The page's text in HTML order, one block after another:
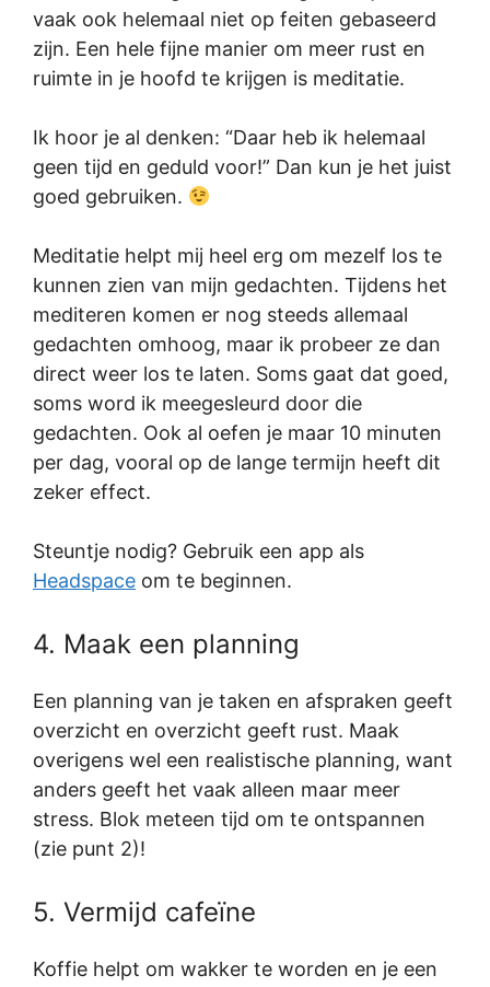
vaak ook helemaal niet op feiten gebaseerd
zijn. Een hele fijne manier om meer rust en
ruimte in je hoofd te krijgen is meditatie.
Ik hoor je al denken: “Daar heb ik helemaal
geen tijd en geduld voor!” Dan kun je het juist
goed gebruiken.
Meditatie helpt mij heel erg om mezelf los te
kunnen zien van mijn gedachten. Tijdens het
mediteren komen er nog steeds allemaal
gedachten omhoog, maar ik probeer ze dan
direct weer los te laten. Soms gaat dat goed,
soms word ik meegesleurd door die
gedachten. Ook al oefen je maar 10 minuten
per dag, vooral op de lange termijn heeft dit
zeker effect.
Steuntje nodig? Gebruik een app als
Headspace om te beginnen.
4. Maak een planning
Een planning van je taken en afspraken geeft
overzicht en overzicht geeft rust. Maak
overigens wel een realistische planning, want
anders geeft het vaak alleen maar meer
stress. Blok meteen tijd om te ontspannen
(zie punt 2)!
5. Vermijd cafeïne
Koffie helpt om wakker te worden en je een